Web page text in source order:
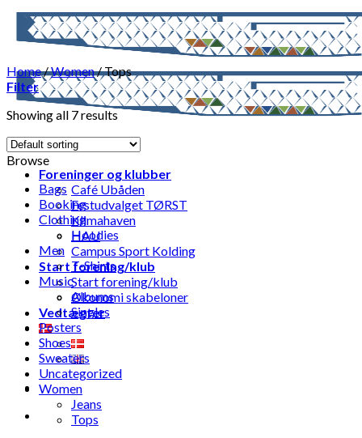
Skip
content
Foreninger og klubber
Café Ubåden
Festudvalget TØRST
Klimahaven
HAU
Campus Sport Kolding
Start forening/klub
Start forening/klub
Økonomi skabeloner
Vedtægter
Home/Women/Tops
Filter
Showing all 7 results
Browse
Bags
Booking
Clothing
Hoodies
Men
T-Shirts
Music
Albums
Singles
Posters
Shoes
Sweaters
Uncategorized
Women
Jeans
Tops